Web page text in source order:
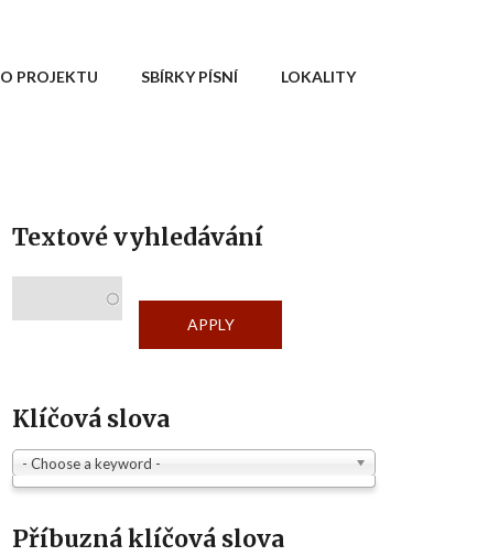
O PROJEKTU SBÍRKY PÍSNÍ LOKALITY
Textové vyhledávání
Klíčová slova
- Choose a keyword -
Příbuzná klíčová slova